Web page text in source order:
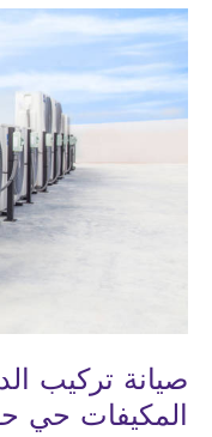
نحاس
المكيفات
حي
معشي
صيانة تركيب
المكيفات حي